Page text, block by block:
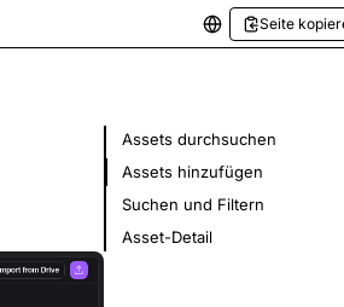
Seite
Assets durchsuchen
Assets hinzufügen
Suchen und Filtern
Asset-Detail